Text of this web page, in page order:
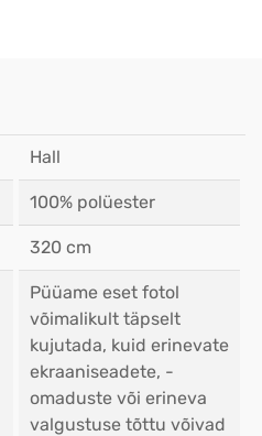
Hall
100% polüester
320 cm
Püüame eset fotol
võimalikult täpselt
kujutada, kuid erinevate
ekraaniseadete, -
omaduste või erineva
valgustuse tõttu võivad